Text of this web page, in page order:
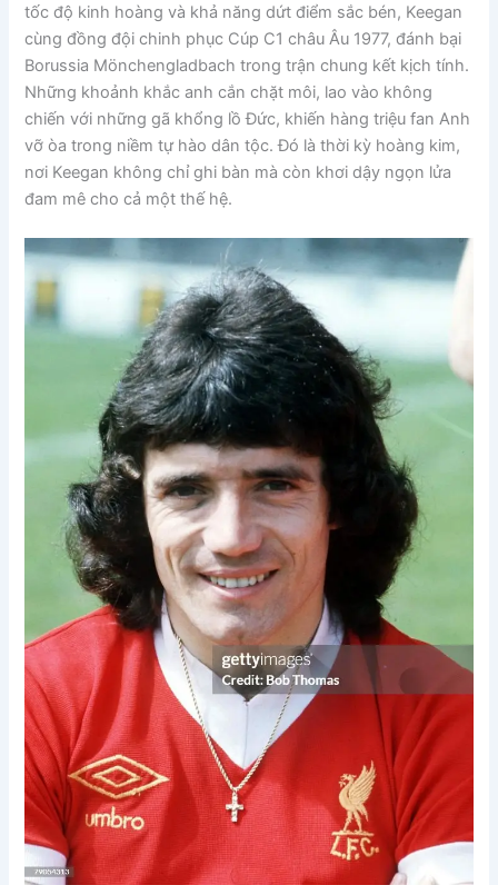
tốc độ kinh hoàng và khả năng dứt điểm sắc bén, Keegan
cùng đồng đội chinh phục Cúp C1 châu Âu 1977, đánh bại
Borussia Mönchengladbach trong trận chung kết kịch tính.
Những khoảnh khắc anh cắn chặt môi, lao vào không
chiến với những gã khổng lồ Đức, khiến hàng triệu fan Anh
vỡ òa trong niềm tự hào dân tộc. Đó là thời kỳ hoàng kim,
nơi Keegan không chỉ ghi bàn mà còn khơi dậy ngọn lửa
đam mê cho cả một thế hệ.